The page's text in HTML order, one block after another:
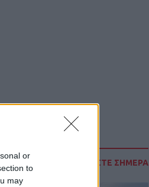
or
to
may
ΔΙΑΒΑΣΤΕ ΣΗΜΕΡΑ